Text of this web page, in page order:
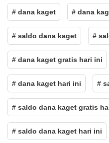
# dana kaget # dana
# saldo dana kaget #
# dana kaget gratis hari ini
# dana kaget hari ini #
# saldo dana kaget gratis
# saldo dana kaget hari ini